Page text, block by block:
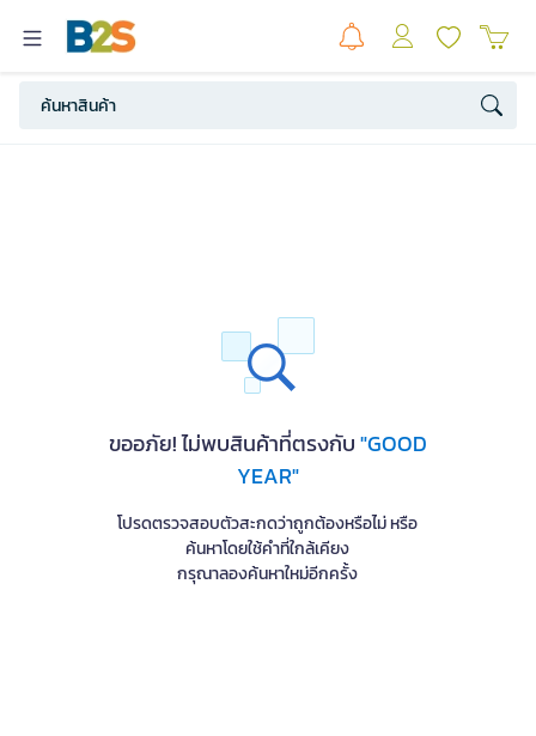
ขออภัย! ไม่พบสินค้าที่ตรงกับ"GOOD
YEAR"
โปรดตรวจสอบตัวสะกดว่าถูกต้องหรือไม่ หรือ
ค้นหาโดยใช้คำที่ใกล้เคียง
กรุณาลองค้นหาใหม่อีกครั้ง